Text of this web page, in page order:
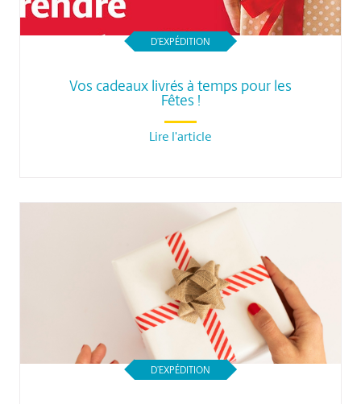
D’EXPÉDITION
Vos cadeaux livrés à temps pour les
Fêtes !
Lire l'article
D’EXPÉDITION